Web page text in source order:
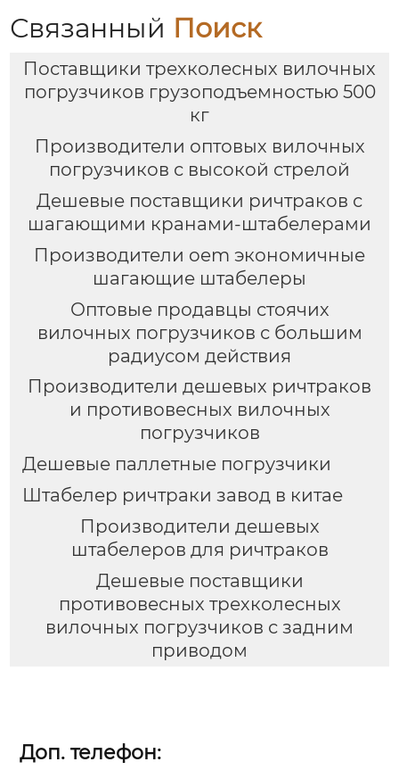
Связанный Поиск
Поставщики трехколесных вилочных
погрузчиков грузоподъемностью 500
кг
Производители оптовых вилочных
погрузчиков с высокой стрелой
Дешевые поставщики ричтраков с
шагающими кранами-штабелерами
Производители oem экономичные
шагающие штабелеры
Оптовые продавцы стоячих
вилочных погрузчиков с большим
радиусом действия
Производители дешевых ричтраков
и противовесных вилочных
погрузчиков
Дешевые паллетные погрузчики
Штабелер ричтраки завод в китае
Производители дешевых
штабелеров для ричтраков
Дешевые поставщики
противовесных трехколесных
вилочных погрузчиков с задним
приводом
Доп. телефон: